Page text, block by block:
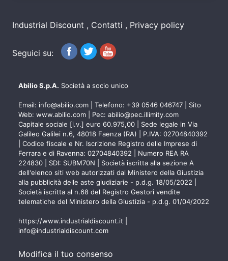
Industrial Discount Contatti Privacy policy
Seguici su:
Abilio S.p.A. Società a socio unico
Email: info@abilio.com | Telefono: +39 0546 046747 | Sito
Web: www.abilio.com | Pec: abilio@pec.illimity.com
Capitale sociale [i.v.] euro 60.975,00 | Sede legale in Via
Galileo Galilei n.6, 48018 Faenza (RA) | P.IVA: 02704840392
| Codice fiscale e Nr. Iscrizione Registro delle Imprese di
Ferrara e di Ravenna: 02704840392 | Numero REA RA
224830 | SDI: SUBM70N | Società iscritta alla sezione A
dell'elenco siti web autorizzati dal Ministero della Giustizia
alla pubblicità delle aste giudiziarie - p.d.g. 18/05/2022 |
Società iscritta al n.68 del Registro Gestori vendite
telematiche del Ministero della Giustizia - p.d.g. 01/04/2022
https://www.industrialdiscount.it
info@industrialdiscount.com
Modifica il tuo consenso